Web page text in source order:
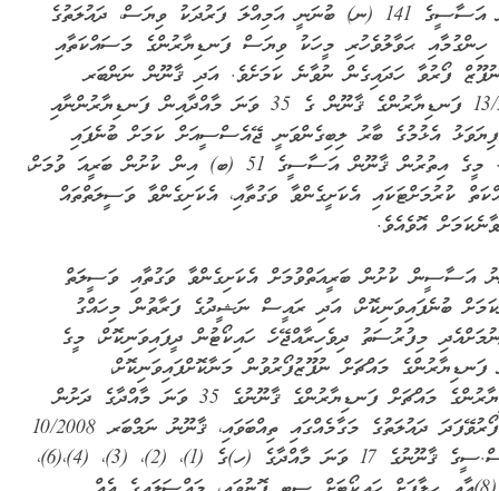
ޤާނޫނު އަސާސީގެ 141 (ނ) ބުނަނީ އަމިއްލަ ފަރުދަކު ވިޔަސް، ދައުލަތުގެ
ހިންގުމާއި ޙަވާލުވެހުރި މީހަކު ވިޔަސް ފަނޑިޔާރުންގެ މަސައްކަތާއި
ފޯރުވާ ހަދައިގެން ނުވާނެ ކަމަށެވެ. އަދި ޤާނޫން ނަންބަރ
13/2010 ފަނޑިޔާރުންގެ ޤާނޫން ގެ 35 ވަނަ މާއްދާއިން ފަނޑިޔާރުންނާއި
އެޅުމުގެ ބާރު ލިބިގެންވަނީ ޖޭއެސްސީއަށް ކަމަށް ބުނެފައި
ވެއެވެ. މީގެ އިތުރުން ޤާނޫން އަސާސީގެ 51 (ބ) އިން ކުށުން ބަރީއަ ވުމަށް،
ކުރުމަށްޓަކައި އެކަށީގެންވާ ވަގުތާއި، އެކަށިގެންވާ ވަސީލަތްތައް
އޮވެއެވެ.
އަސާސީން ކުށުން ބަރީއަތްވުމަށް އެކަށިގެންވާ ވަގުތާއި ވަސީލަތް
ބުނެފައިވަނިކޮށް، އަދި ރައީސް ނަޝީދުގެ ފަރާތުން މިހައްގު
މިފުރުސަތު ދިވެހިރާއްޖޭހެ ހައިކޯޓުން ދީފައިވަނިކޮށް، މީގެ
ފަނޑިޔާރުންގެ މައްޗަށް ނުފޫޒުފޯރުވުން މަނާކޮށްފައިވަނިކޮށް،
ފަނޑިޔާރުންގެ މައްޗަށް ފަނޑިޔާރުންގެ ޤާނޫނުގެ 35 ވަނަ މާއްދާގެ ދަށުން
ނުފޫޒުފޯރުވޭފަދަ ދައުލަތުގެ މަގާމެއްގައި ތިއްބަވައި، ޤާނޫނު ނަމްބަރ 10/2008
ޖޭ.އެސް.ސީގެ ޤާނޫނުގެ 17 ވަނަ މާއްދާގެ (ހ)ގެ (1)، (2)، (3)، (4)،(6)،